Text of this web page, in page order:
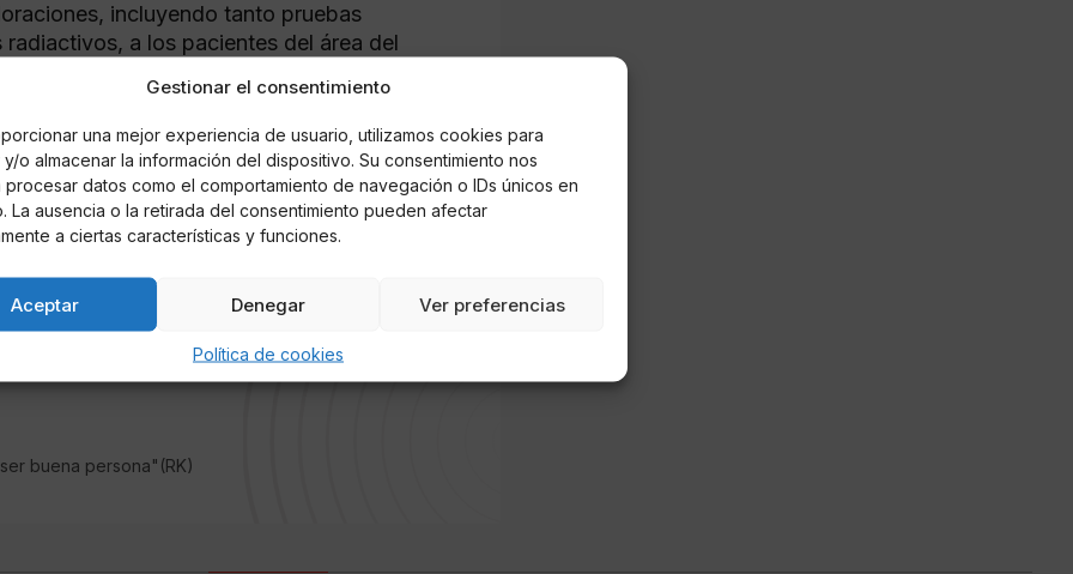
Gestionar el consentimiento
una mejor experiencia de usuario, utilizamos cookies para
o almacenar la información del dispositivo. Su consentimiento nos
procesar datos como el comportamiento de navegación o IDs únicos en
La ausencia o la retirada del consentimiento pueden afectar
a ciertas características y funciones.
Aceptar Denegar Ver preferencias
Política de cookies
incluyendo tanto pruebas
a los pacientes del área del
y Écija, lo que comprende a los
que se estudian en sus consultas externas
abarcan a una población de 1.250
de cáncer diferenciado de tiroides
área de Huelva y algunos estudios
total aproximada de 4 de personas.
buena persona"(RK)